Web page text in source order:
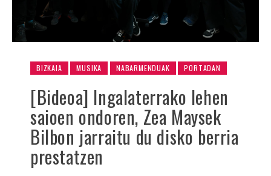
BIZKAIA MUSIKA NABARMENDUAK PORTADAN
[Bideoa] Ingalaterrako lehen
saioen ondoren, Zea Maysek
Bilbon jarraitu du disko berria
prestatzen